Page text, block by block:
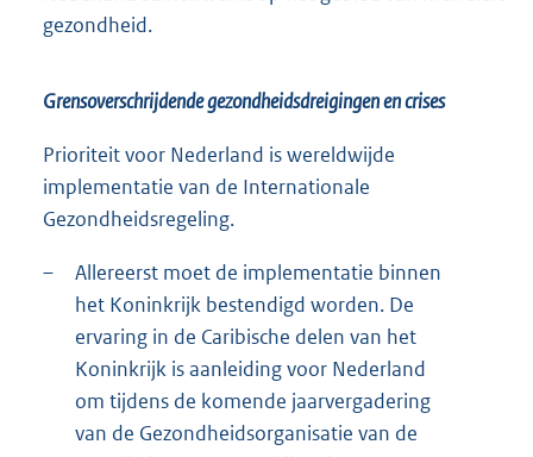
gezondheid.
Grensoverschrijdende gezondheidsdreigingen en crises
Prioriteit voor Nederland is wereldwijde
implementatie van de Internationale
Gezondheidsregeling.
–
Allereerst moet de implementatie binnen
het Koninkrijk bestendigd worden. De
ervaring in de Caribische delen van het
Koninkrijk is aanleiding voor Nederland
om tijdens de komende jaarvergadering
van de Gezondheidsorganisatie van de